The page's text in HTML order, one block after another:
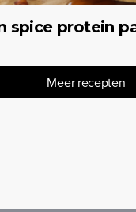
spice protein
Meer recepten